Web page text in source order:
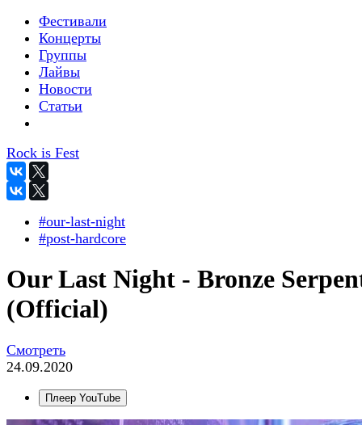
Фестивали
Концерты
Группы
Лайвы
Новости
Статьи
Rock is Fest
#our-last-night
#post-hardcore
Our Last Night - Bronze
(Official)
Смотреть
24.09.2020
Плеер YouTube